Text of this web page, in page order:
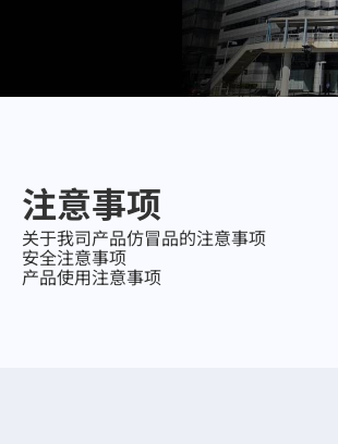
注意事项
关于我司产品仿冒品的注意事项
安全注意事项
产品使用注意事项